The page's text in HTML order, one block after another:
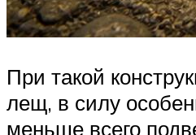
При такой
лещ, в силу
меньше всего